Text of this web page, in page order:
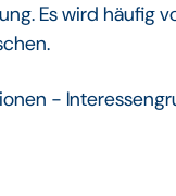
Es wird häufig
-